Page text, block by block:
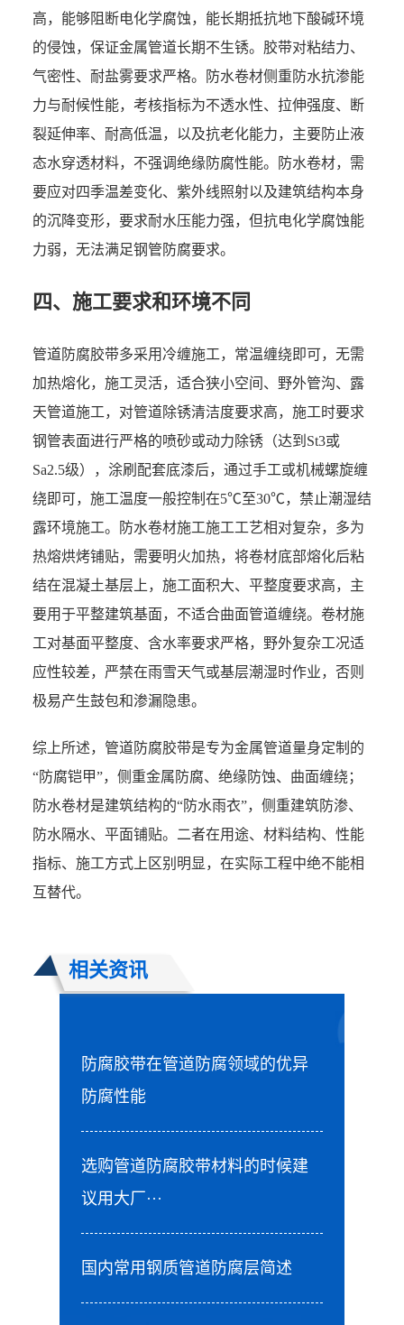
高，能够阻断电化学腐蚀，能长期抵抗地下酸碱环境
的侵蚀，保证金属管道长期不生锈。胶带对粘结力、
气密性、耐盐雾要求严格。防水卷材侧重防水抗渗能
力与耐候性能，考核指标为不透水性、拉伸强度、断
裂延伸率、耐高低温，以及抗老化能力，主要防止液
态水穿透材料，不强调绝缘防腐性能。防水卷材，需
要应对四季温差变化、紫外线照射以及建筑结构本身
的沉降变形，要求耐水压能力强，但抗电化学腐蚀能
力弱，无法满足钢管防腐要求。
四、施工要求和环境不同
管道防腐胶带多采用冷缠施工，常温缠绕即可，无需
加热熔化，施工灵活，适合狭小空间、野外管沟、露
天管道施工，对管道除锈清洁度要求高，施工时要求
钢管表面进行严格的喷砂或动力除锈（达到St3或
Sa2.5级），涂刷配套底漆后，通过手工或机械螺旋缠
绕即可，施工温度一般控制在5℃至30℃，禁止潮湿结
露环境施工。防水卷材施工施工工艺相对复杂，多为
热熔烘烤铺贴，需要明火加热，将卷材底部熔化后粘
结在混凝土基层上，施工面积大、平整度要求高，主
要用于平整建筑基面，不适合曲面管道缠绕。卷材施
工对基面平整度、含水率要求严格，野外复杂工况适
应性较差，严禁在雨雪天气或基层潮湿时作业，否则
极易产生鼓包和渗漏隐患。
综上所述，管道防腐胶带是专为金属管道量身定制的
“防腐铠甲”，侧重金属防腐、绝缘防蚀、曲面缠绕；
防水卷材是建筑结构的“防水雨衣”，侧重建筑防渗、
防水隔水、平面铺贴。二者在用途、材料结构、性能
指标、施工方式上区别明显，在实际工程中绝不能相
互替代。
相关资讯
防腐胶带在管道防腐领域的优异
防腐性能
选购管道防腐胶带材料的时候建
议用大厂···
国内常用钢质管道防腐层简述